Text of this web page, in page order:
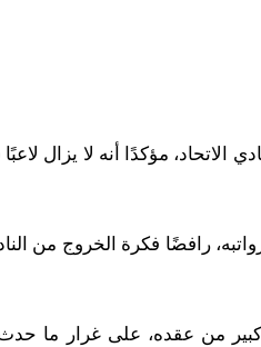
رافضًا فكرة الخروج من
كبير من عقده، على غرار ما